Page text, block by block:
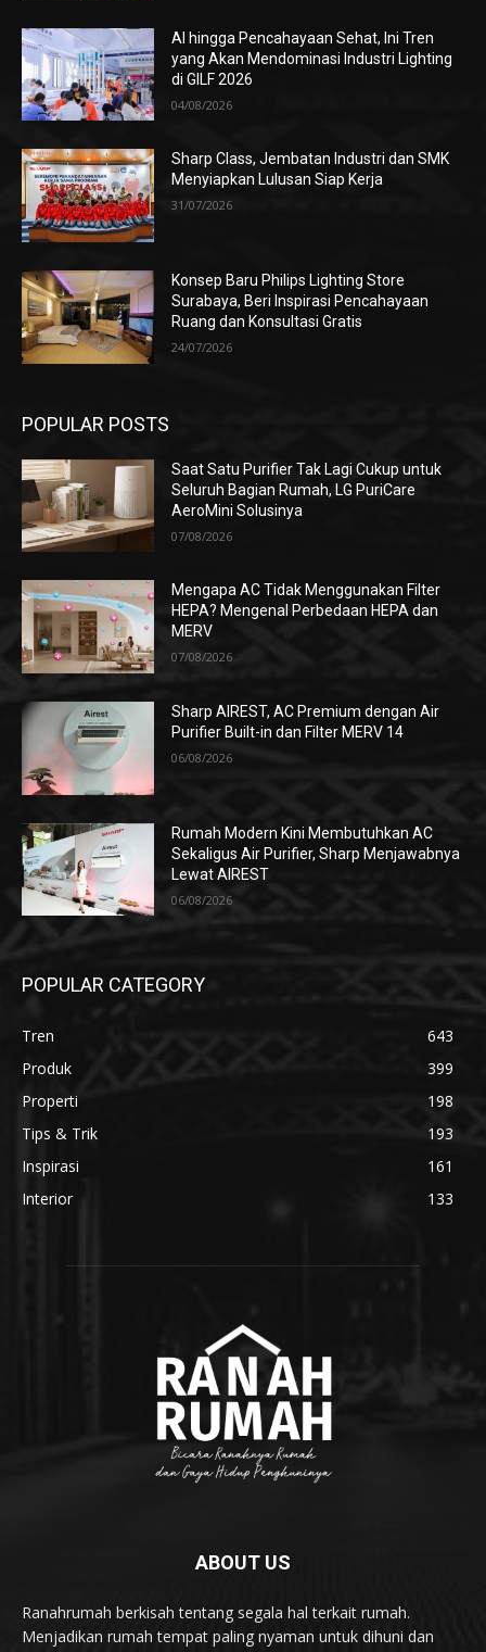
AI hingga Pencahayaan Sehat, Ini Tren
yang Akan Mendominasi Industri Lighting
di GILF 2026
04/08/2026
Sharp Class, Jembatan Industri dan SMK
Menyiapkan Lulusan Siap Kerja
31/07/2026
Konsep Baru Philips Lighting Store
Surabaya, Beri Inspirasi Pencahayaan
Ruang dan Konsultasi Gratis
24/07/2026
POPULAR POSTS
Saat Satu Purifier Tak Lagi Cukup untuk
Seluruh Bagian Rumah, LG PuriCare
AeroMini Solusinya
07/08/2026
Mengapa AC Tidak Menggunakan Filter
HEPA? Mengenal Perbedaan HEPA dan
MERV
07/08/2026
Sharp AIREST, AC Premium dengan Air
Purifier Built-in dan Filter MERV 14
06/08/2026
Rumah Modern Kini Membutuhkan AC
Sekaligus Air Purifier, Sharp Menjawabnya
Lewat AIREST
06/08/2026
POPULAR CATEGORY
Tren
643
Produk
399
Properti
198
Tips & Trik
193
Inspirasi
161
Interior
133
ABOUT US
Ranahrumah berkisah tentang segala hal terkait rumah.
Menjadikan rumah tempat paling nyaman untuk dihuni dan